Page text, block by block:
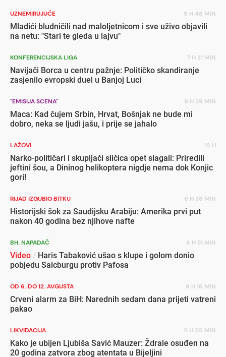
UZNEMIRUJUĆE 9 H 48 MIN
Mladići bludničili nad maloljetnicom i sve uživo objavili
na netu: "Stari te gleda u lajvu"
KONFERENCIJSKA LIGA 7 H 31 MIN
Navijači Borca u centru pažnje: Političko skandiranje
zasjenilo evropski duel u Banjoj Luci
"EMISIJA SCENA" 9 H 39 MIN
Maca: Kad čujem Srbin, Hrvat, Bošnjak ne bude mi
dobro, neka se ljudi jašu, i prije se jahalo
LAŽOVI 12 H
Narko-političari i skupljači sličica opet slagali: Priredili
jeftini šou, a Dininog helikoptera nigdje nema dok Konjic
gori!
RIJAD IZGUBIO BITKU 8 H 38 MIN
Historijski šok za Saudijsku Arabiju: Amerika prvi put
nakon 40 godina bez njihove nafte
BH. NAPADAČ 6 H 51 MIN
Video / Haris Tabaković ušao s klupe i golom donio
pobjedu Salcburgu protiv Pafosa
OD 6. DO 12. AVGUSTA 9 H 16 MIN
Crveni alarm za BiH: Narednih sedam dana prijeti vatreni
pakao
LIKVIDACIJA 11 H 20 MIN
Kako je ubijen Ljubiša Savić Mauzer: Ždrale osuđen na
20 godina zatvora zbog atentata u Bijeljini